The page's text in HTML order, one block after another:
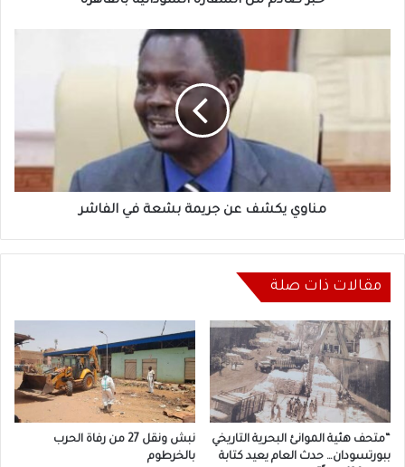
يكشف
في
مناوي يكشف عن جريمة بشعة في الفاشر
مقالات ذات صلة
“متحف هئية الموانئ البحرية التاريخي
ببورتسودان… حدث العام يعيد كتابة
نبش ونقل 27 من رفاة الحرب
بالخرطوم